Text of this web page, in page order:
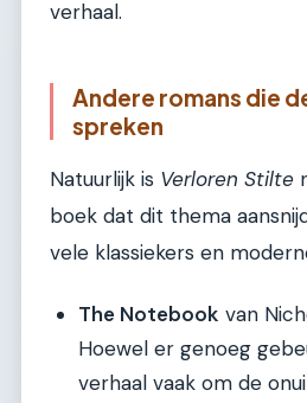
verhaal.
Andere romans die
spreken
Natuurlijk is Verloren Stilte
boek dat dit thema
vele klassiekers en
The Notebook van
Hoewel er genoeg
verhaal vaak om de